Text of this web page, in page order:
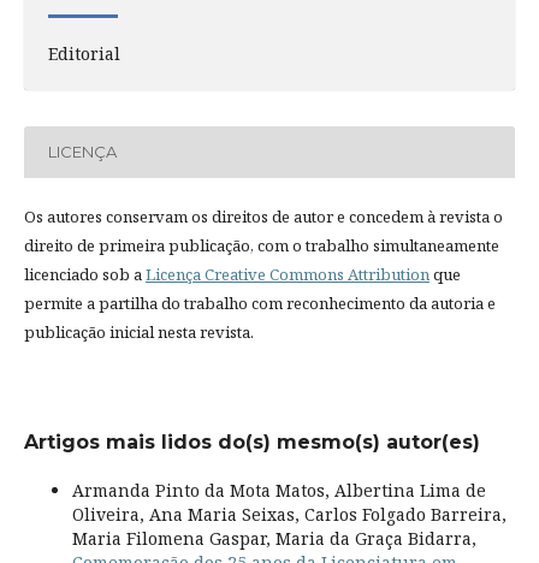
Editorial
LICENÇA
Os autores conservam os direitos de autor e concedem à revista o
direito de primeira publicação, com o trabalho simultaneamente
licenciado sob aLicença Creative Commons Attributionque
permite a partilha do trabalho com reconhecimento da autoria e
publicação inicial nesta revista.
Artigos mais lidos do(s) mesmo(s) autor(es)
Armanda Pinto da Mota Matos, Albertina Lima de
Oliveira, Ana Maria Seixas, Carlos Folgado Barreira,
Maria Filomena Gaspar, Maria da Graça Bidarra,